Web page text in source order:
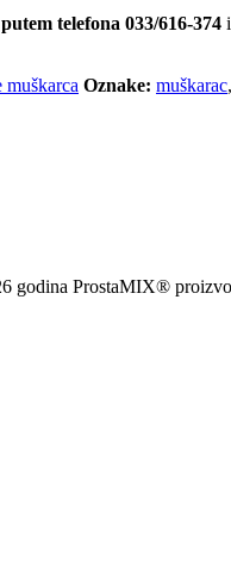
telefona 033/616-374
muškarca Oznake: muškarac,
ProstaMIX®